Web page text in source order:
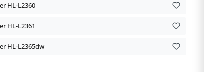
HL-L2360
HL-L2361
HL-L2365dw